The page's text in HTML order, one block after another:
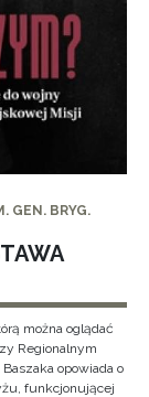
GEN. BRYG.
można oglądać
Regionalnym
opowiada o
funkcjonującej